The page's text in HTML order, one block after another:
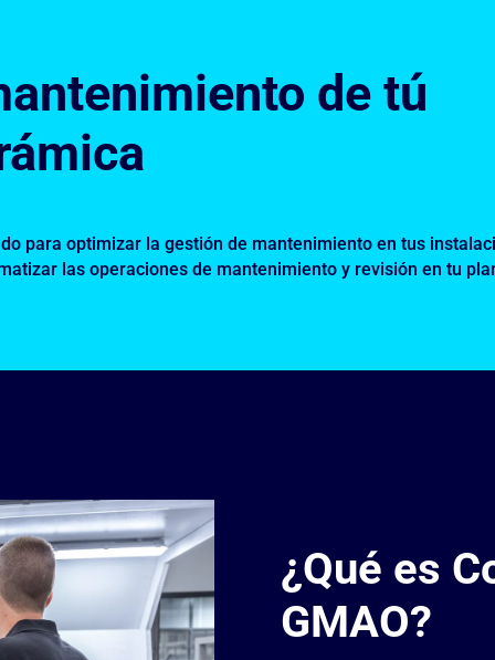
de tú
para optimizar la gestión de mantenimiento en tus
las operaciones de mantenimiento y revisión en tu
¿Qué es
GMAO?